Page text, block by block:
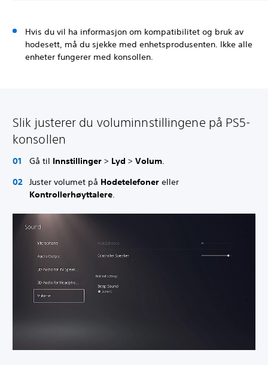
Hvis du vil ha informasjon om kompatibilitet og bruk av
hodesett, må du sjekke med enhetsprodusenten. Ikke alle
enheter fungerer med konsollen.
Slik justerer du voluminnstillingene på PS5-
konsollen
Gå til Innstillinger > Lyd > Volum.
Juster volumet på Hodetelefoner eller
Kontrollerhøyttalere.